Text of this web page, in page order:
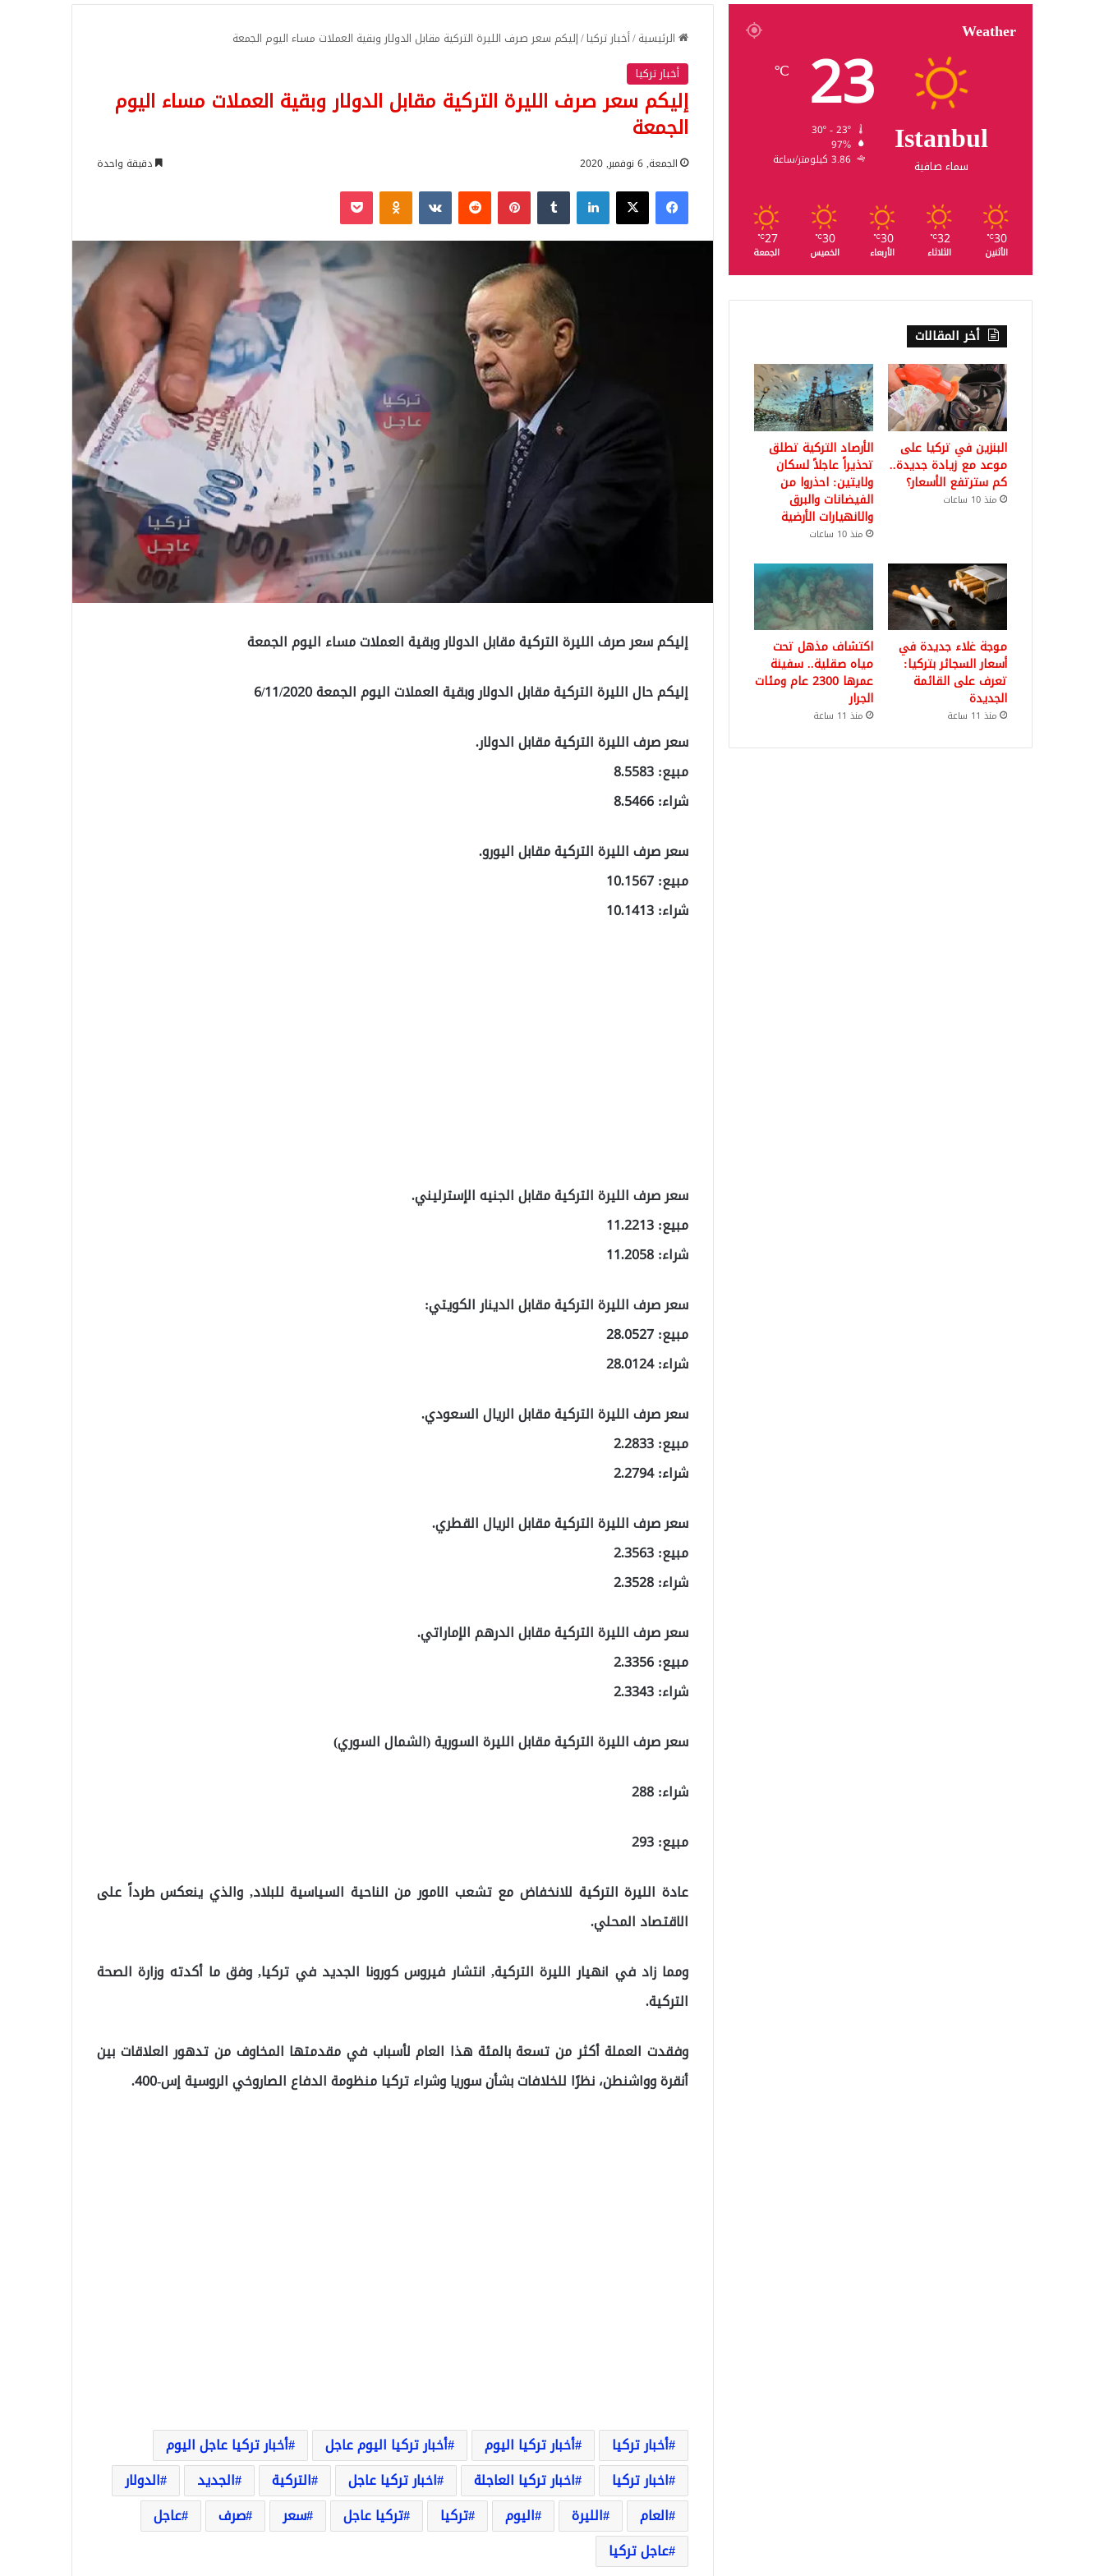
الرئيسية/أخبار تركيا/إليكم سعر صرف الليرة التركية مقابل الدولار وبقية العملات مساء اليوم الجمعة
أخبار تركيا
إليكم سعر صرف الليرة التركية مقابل الدولار وبقية العملات مساء اليوم
الجمعة
الجمعة, 6 نوفمبر, 2020 دقيقة واحدة
فيسبوك‫X لينكدإن بينتيريست Odnoklassniki
‫Pocket
إليكم سعر صرف الليرة التركية مقابل الدولار وبقية العملات مساء اليوم الجمعة
إليكم حال الليرة التركية مقابل الدولار وبقية العملات اليوم الجمعة 6/11/2020
سعر صرف الليرة التركية مقابل الدولار.
مبيع: 8.5583
شراء: 8.5466
سعر صرف الليرة التركية مقابل اليورو.
مبيع: 10.1567
شراء: 10.1413
سعر صرف الليرة التركية مقابل الجنيه الإسترليني.
مبيع: 11.2213
شراء: 11.2058
سعر صرف الليرة التركية مقابل الدينار الكويتي:
مبيع: 28.0527
شراء: 28.0124
سعر صرف الليرة التركية مقابل الريال السعودي.
مبيع: 2.2833
شراء: 2.2794
سعر صرف الليرة التركية مقابل الريال القطري.
مبيع: 2.3563
شراء: 2.3528
سعر صرف الليرة التركية مقابل الدرهم الإماراتي.
مبيع: 2.3356
شراء: 2.3343
سعر صرف الليرة التركية مقابل الليرة السورية (الشمال السوري)
شراء: 288
مبيع: 293
عادة الليرة التركية للانخفاض مع تشعب الامور من الناحية السياسية للبلاد, والذي ينعكس طرداً على
الاقتصاد المحلي.
ومما زاد في انهيار الليرة التركية, انتشار فيروس كورونا الجديد في تركيا, وفق ما أكدته وزارة الصحة
التركية.
وفقدت العملة أكثر من تسعة بالمئة هذا العام لأسباب في مقدمتها المخاوف من تدهور العلاقات بين
أنقرة وواشنطن، نظرًا للخلافات بشأن سوريا وشراء تركيا منظومة الدفاع الصاروخي الروسية إس-400.
أخبار تركيا أخبار تركيا اليوم أخبار تركيا اليوم عاجل
أخبار تركيا عاجل اليوم
اخبار تركيا
اخبار تركيا العاجلة اخبار تركيا عاجل التركية الجديد
الدولار
العام
الليرة اليوم تركيا تركيا عاجل سعر صرف
عاجل
عاجل تركيا
Weather
Istanbul
سماء صافية
23
℃
97%
3.86 كيلومتر/ساعة
30
℃
الأثنين
32
℃
الثلاثاء
30
℃
الأربعاء
30
℃
الخميس
27
℃
الجمعة
أخر المقالات
البنزين في تركيا على
موعد مع زيادة جديدة..
كم سترتفع الأسعار؟
منذ 10 ساعات
الأرصاد التركية تطلق
تحذيراً عاجلاً لسكان
ولايتين: احذروا من
الفيضانات والبرق
والانهيارات الأرضية
منذ 10 ساعات
موجة غلاء جديدة في
أسعار السجائر بتركيا:
تعرف على القائمة
الجديدة
منذ 11 ساعة
اكتشاف مذهل تحت
مياه صقلية.. سفينة
عمرها 2300 عام ومئات
الجرار
منذ 11 ساعة